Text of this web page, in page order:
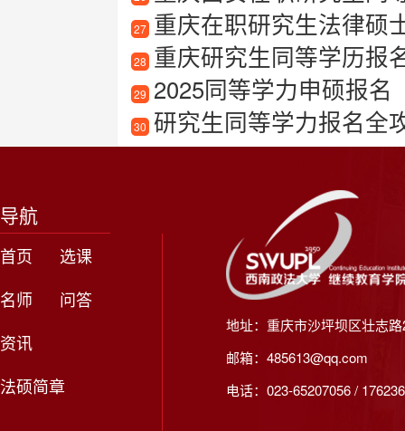
27 重庆在职研究生法律硕
28 重庆研究生同等学历报
29 2025同等学力申硕报名
30 研究生同等学力报名全
导航
首页
选课
名师
问答
资讯
法硕简章
地址：重庆市沙坪坝区壮志
邮箱：485613@qq.com
电话：023-65207056 /